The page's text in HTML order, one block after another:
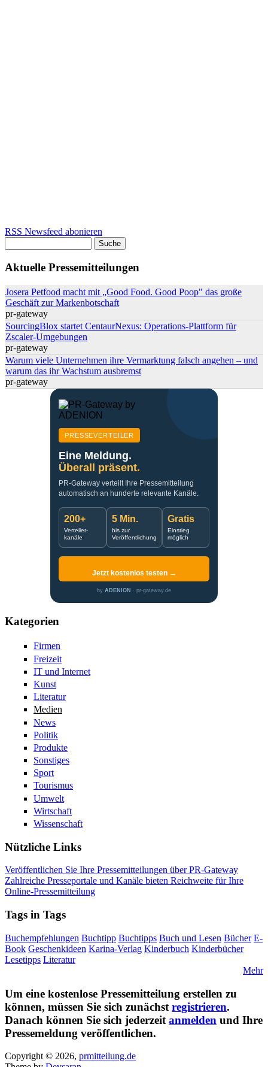
RSS Newsfeed abonieren
Aktuelle Pressemitteilungen
Josera Petfood macht mit „Good Food. Good Poop" das große
Geschäft zur Markenbotschaft
pr-gateway
SourcingBlox startet CentaurNexus: Operations-Plattform für
Zscaler-Umgebungen
pr-gateway
Warum viele Unternehmen ihre Vermarktung falsch angehen – und
warum das ihr Wachstum ausbremst
pr-gateway
PRESSEVERTEILER
Eine Meldung.
Überall präsent.
PR-Gateway verteilt Ihre Pressemitteilung
automatisch an hunderte relevante Kanäle.
200+
Verteiler-
kanäle
5 Min.
bis zur
Veröffentlichung
Gratis
Einstieg
möglich
Jetzt kostenlos testen →
by ADENION · pr-gateway.de
Kategorien
Firmen
Freizeit
IT und Internet
Kunst
Literatur
Medien
News
Politik
Produkte
Sonstiges
Sport
Tourismus
Umwelt
Wirtschaft
Wissenschaft
Nützliche Links
Veröffentlichen Sie Ihre Pressemitteilungen über PR-Gateway
Zahlreiche Presseportale und Kanäle bieten Reichweite für Ihre
Online-Pressemitteilung
Tags in Tags
Buchempfehlungen Buchtipp Buchtipps Buch und Lesen Bücher E-
Book Geschenkideen Karina-Verlag Kinderbuch Kinderbücher
Lesetipps Literatur
Mehr
Um eine kostenlose Pressemitteilung erstellen zu
können, müssen Sie sich zunächst registrieren.
Danach können Sie sich jederzeit anmelden und Ihre
Pressemeldung veröffentlichen.
Copyright © 2026, prmitteilung.de